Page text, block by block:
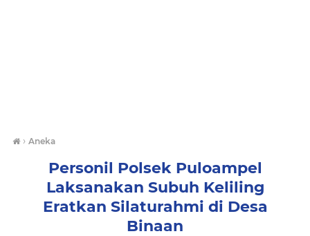
› Aneka
Personil Polsek Puloampel
Laksanakan Subuh Keliling
Eratkan Silaturahmi di Desa
Binaan